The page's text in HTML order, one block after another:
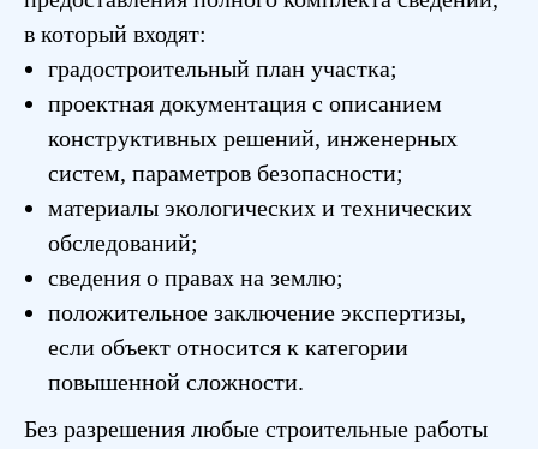
в который входят:
градостроительный план участка;
проектная документация с описанием
конструктивных решений, инженерных
систем, параметров безопасности;
материалы экологических и технических
обследований;
сведения о правах на землю;
положительное заключение экспертизы,
если объект относится к категории
повышенной сложности.
Без разрешения любые строительные работы